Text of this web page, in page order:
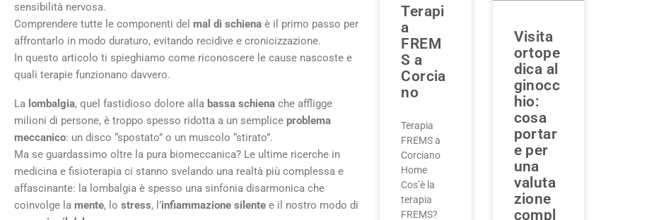
sensibilità nervosa.
Comprendere tutte le componenti del mal di schiena è il primo passo per
affrontarlo in modo duraturo, evitando recidive e cronicizzazione.
In questo articolo ti spieghiamo come riconoscere le cause nascoste e
quali terapie funzionano davvero.
La lombalgia, quel fastidioso dolore alla bassa schiena che affligge
milioni di persone, è troppo spesso ridotta a un semplice problema
meccanico: un disco “spostato” o un muscolo “stirato”.
Ma se guardassimo oltre la pura biomeccanica? Le ultime ricerche in
medicina e fisioterapia ci stanno svelando una realtà più complessa e
affascinante: la lombalgia è spesso una sinfonia disarmonica che
coinvolge la mente, lo stress, l’infiammazione silente e il nostro modo di
Terapi
a
FREM
S a
Corcia
no
Terapia
FREMS a
Corciano
Home
Cos’è la
terapia
FREMS?
Visita
ortope
dica al
ginocc
hio:
cosa
portar
e per
una
valuta
zione
compl